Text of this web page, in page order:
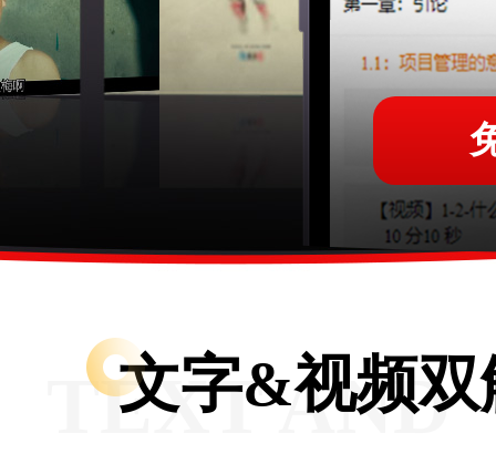
文字&视频双
TEXT AND